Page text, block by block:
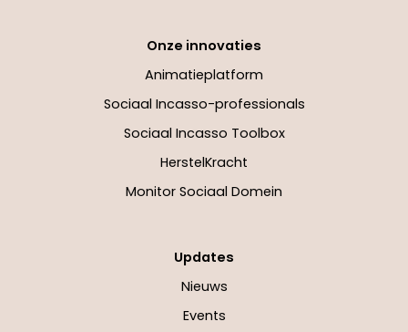
Onze innovaties
Animatieplatform
Sociaal Incasso-professionals
Sociaal Incasso Toolbox
HerstelKracht
Monitor Sociaal Domein
Updates
Nieuws
Events